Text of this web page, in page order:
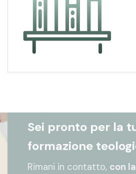
Sei pronto per la
formazione
Rimani in contatto, con